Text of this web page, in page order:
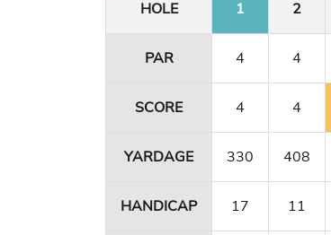
HOLE
1 2
PAR 4 4
SCORE 4 4
YARDAGE 330 408
HANDICAP 17 11